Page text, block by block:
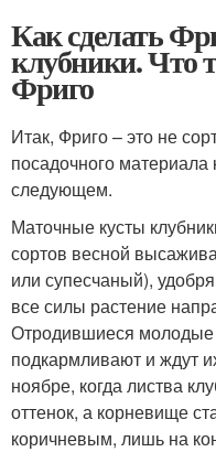
Как сделать
клубники. Что
Фриго
Итак, Фриго – это не
посадочного материала
следующем.
Маточные кусты
сортов весной
или супесчаный),
все силы растение
Отродившиеся молодые
подкармливают и ждут
ноябре, когда листва
оттенок, а корневище
коричневым, лишь на